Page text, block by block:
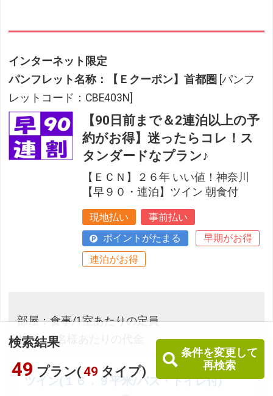
検索結果
49 プラン(49 タイプ)
条件を変更して
再検索
インターネット限定
パンフレット名称：【Ｅクーポン】首都圏 [パンフ
レットコード：CBE403N]
【90日前まで＆2連泊以上の予
約がお得】迷ったらコレ！ス
タンダードなプラン♪
【ＥＣＮ】２６年 いい値！神奈川
【早９０・連泊】ツイン 朝食付
現地払い
事前払い
ポイントがたまる
早期がお得
連泊がお得
部屋：食事/1室あたりの定員
おとな1名様あたりの代金
ツイン(１６．９平米/バス・トイレ付)